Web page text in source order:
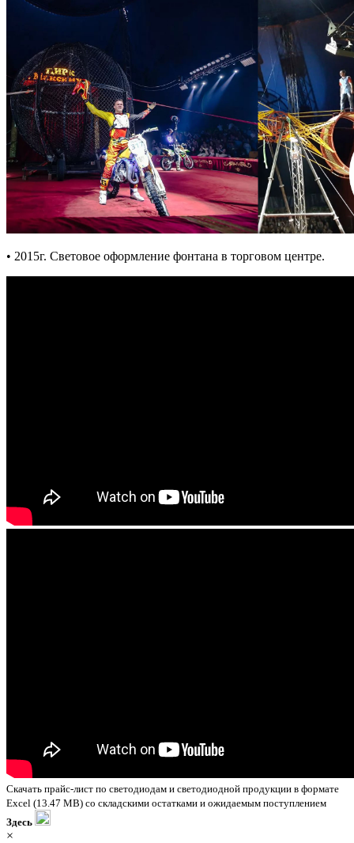
• 2015г. Световое оформление фонтана в торговом центре.
Скачать прайс-лист по светодиодам и светодиодной продукции в формате
Excel (13.47 MB) со складскими остатками и ожидаемым поступлением
Здесь
×